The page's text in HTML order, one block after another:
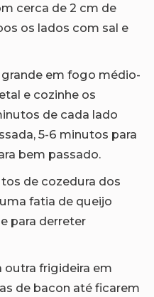
cerca de 2 cm de
os lados com sal e
em fogo médio-
e cozinhe os
de cada lado
5-6 minutos para
bem passado.
de cozedura dos
fatia de queijo
para derreter
outra frigideira em
de bacon até ficarem